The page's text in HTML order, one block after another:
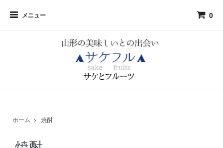
メニュー 0
ホーム > 焼酎